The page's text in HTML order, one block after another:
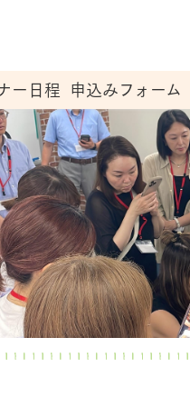
ー日程 申込みフォーム